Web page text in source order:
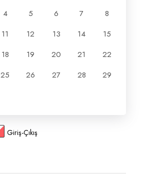
4 5 6 7
8
11 12 13 14
15
18 19 20 21
22
25 26 27 28
29
Giriş-Çıkış